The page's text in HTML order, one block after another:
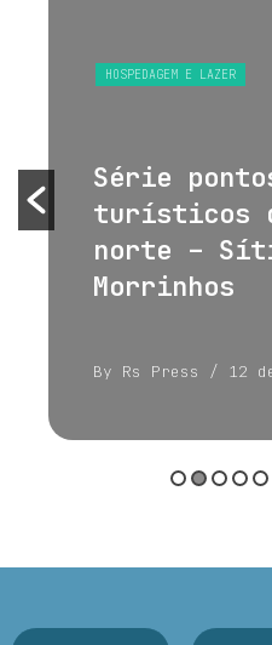
HOSPEDAGEM E LAZER
Série
turísticos
norte –
Morrinhos
By Rs Press / 12